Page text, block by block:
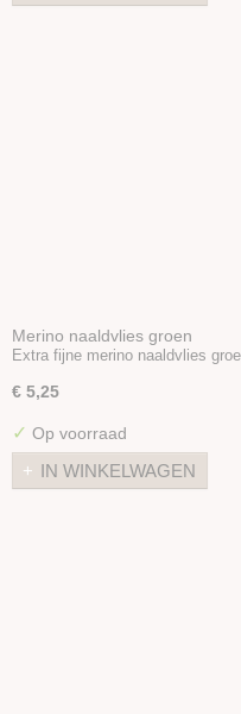
Merino naaldvlies groen
Extra fijne merino naaldvlies
€ 5,25
✓ Op voorraad
IN WINKELWAGEN